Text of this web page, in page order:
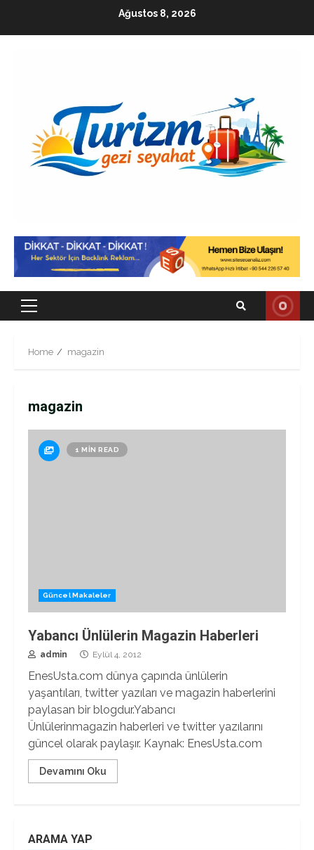
Ağustos 8, 2026
Primary
Home magazin
magazin
1 MIN READ
Güncel Makaleler
Yabancı Ünlülerin Magazin Haberleri
admin Eylül 4, 2012
EnesUsta.com dünya çapında ünlülerin
yaşantıları, twitter yazıları ve magazin haberlerini
paylasan bir blogdur.Yabancı
Ünlülerinmagazin haberleri ve twitter yazılarını
güncel olarak paylaşır. Kaynak: EnesUsta.com
Devamını Oku
ARAMA YAP